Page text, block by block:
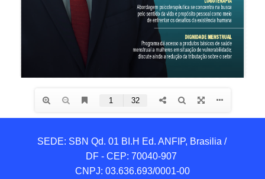
SEDE: SBN Qd. 01 BI.H Ed. ANFIP, Brasilia /
DF - CEP: 70040-907
CNPJ: 03.636.693/0001-00